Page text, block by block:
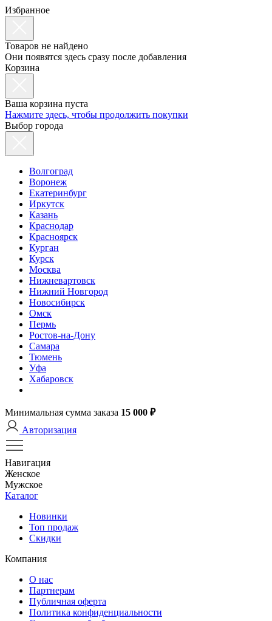
Избранное
Товаров не найдено
Они появятся здесь сразу после добавления
Корзина
Ваша корзина пуста
Нажмите здесь, чтобы продолжить покупки
Выбор города
Волгоград
Воронеж
Екатеринбург
Иркутск
Казань
Краснодар
Красноярск
Курган
Курск
Москва
Нижневартовск
Нижний Новгород
Новосибирск
Омск
Пермь
Ростов-на-Дону
Самара
Тюмень
Уфа
Хабаровск
Минимальная сумма заказа 15 000 ₽
Авторизация
Навигация
Женское
Мужское
Каталог
Новинки
Топ продаж
Скидки
Компания
О нас
Партнерам
Публичная оферта
Политика конфиденциальности